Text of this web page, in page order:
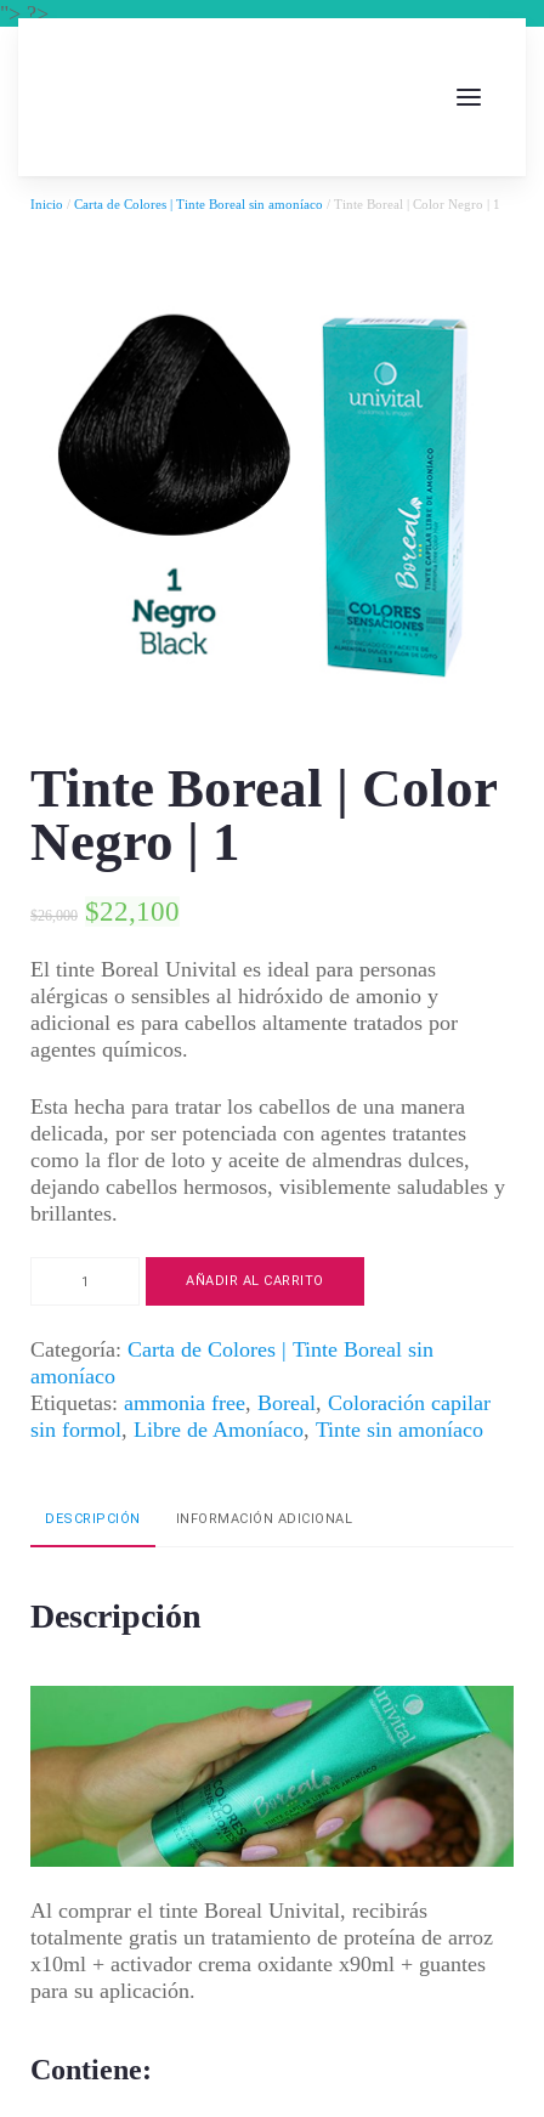
"> ?>
Inicio / Carta de Colores | Tinte Boreal sin amoníaco / Tinte Boreal | Color Negro | 1
Tinte Boreal | Color
Negro | 1
$26,000 $22,100
El tinte Boreal Univital es ideal para personas
alérgicas o sensibles al hidróxido de amonio y
adicional es para cabellos altamente tratados por
agentes químicos.
Esta hecha para tratar los cabellos de una manera
delicada, por ser potenciada con agentes tratantes
como la flor de loto y aceite de almendras dulces,
dejando cabellos hermosos, visiblemente saludables y
brillantes.
Tinte
Boreal
Color
Negro
|
1
AÑADIR AL CARRITO
Categoría: Carta de Colores | Tinte Boreal sin
amoníaco
Etiquetas: ammonia free, Boreal, Coloración capilar
sin formol, Libre de Amoníaco, Tinte sin amoníaco
DESCRIPCIÓN INFORMACIÓN ADICIONAL
Descripción
Al comprar el tinte Boreal Univital, recibirás
totalmente gratis un tratamiento de proteína de arroz
x10ml + activador crema oxidante x90ml + guantes
para su aplicación.
Contiene: